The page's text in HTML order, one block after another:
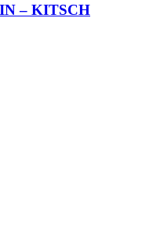
– KITSCH